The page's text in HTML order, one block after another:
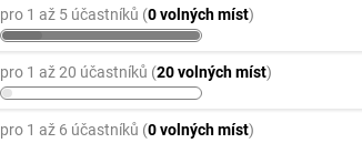
pro 1 až 5 účastníků (0 volných míst)
pro 1 až 20 účastníků (20 volných míst)
pro 1 až 6 účastníků (0 volných míst)